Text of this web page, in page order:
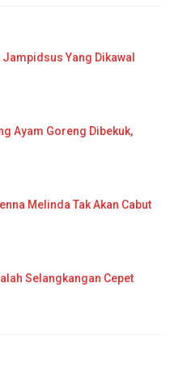
Yang Dikawal
Ayam Goreng Dibekuk,
Melinda Tak Akan Cabut
Selangkangan Cepet